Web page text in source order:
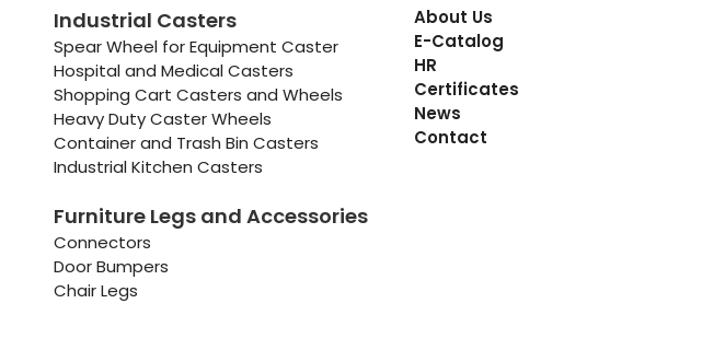
Industrial Casters
Spear Wheel for Equipment Caster
Hospital and Medical Casters
Shopping Cart Casters and Wheels
Heavy Duty Caster Wheels
Container and Trash Bin Casters
Industrial Kitchen Casters
Furniture Legs and Accessories
Connectors
Door Bumpers
Chair Legs
About Us
E-Catalog
HR
Certificates
News
Contact